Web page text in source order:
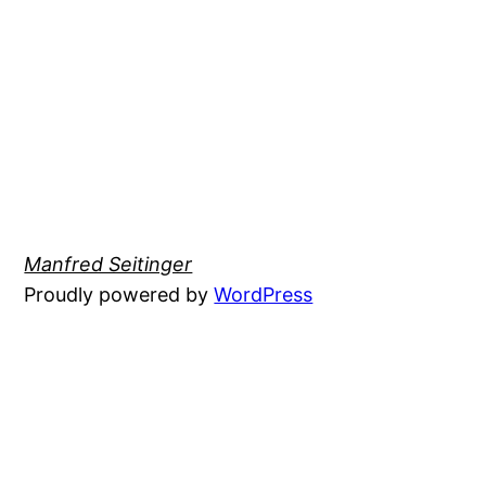
Manfred Seitinger
Proudly powered byWordPress